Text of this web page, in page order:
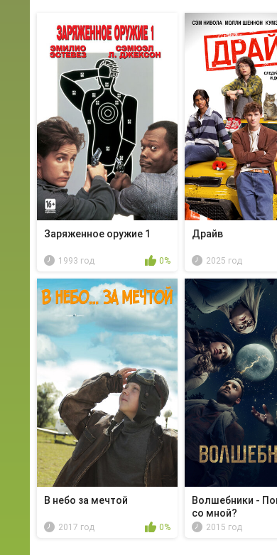
Заряженное оружие 1
1993 год 0%
Драйв
2025 год
В небо за мечтой
2017 год 0%
Волшебники -
со мной?
2015 год